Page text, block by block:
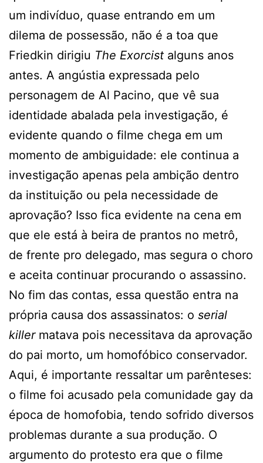
um indivíduo, quase entrando em um
dilema de possessão, não é a toa que
Friedkin dirigiu The Exorcist alguns anos
antes. A angústia expressada pelo
personagem de Al Pacino, que vê sua
identidade abalada pela investigação, é
evidente quando o filme chega em um
momento de ambiguidade: ele continua a
investigação apenas pela ambição dentro
da instituição ou pela necessidade de
aprovação? Isso fica evidente na cena em
que ele está à beira de prantos no metrô,
de frente pro delegado, mas segura o choro
e aceita continuar procurando o assassino.
No fim das contas, essa questão entra na
própria causa dos assassinatos: o serial
killermatava pois necessitava da aprovação
do pai morto, um homofóbico conservador.
Aqui, é importante ressaltar um parênteses:
o filme foi acusado pela comunidade gay da
época de homofobia, tendo sofrido diversos
problemas durante a sua produção. O
argumento do protesto era que o filme